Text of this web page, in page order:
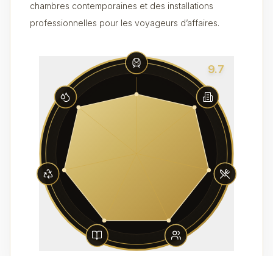
chambres contemporaines et des installations
professionnelles pour les voyageurs d’affaires.
9.7